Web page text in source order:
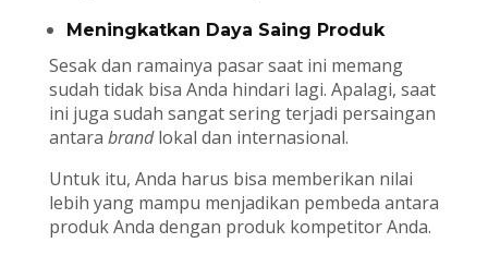
Meningkatkan Daya Saing Produk
Sesak dan ramainya pasar saat ini memang
sudah tidak bisa Anda hindari lagi. Apalagi, saat
ini juga sudah sangat sering terjadi persaingan
antara brandlokal dan internasional.
Untuk itu, Anda harus bisa memberikan nilai
lebih yang mampu menjadikan pembeda antara
produk Anda dengan produk kompetitor Anda.